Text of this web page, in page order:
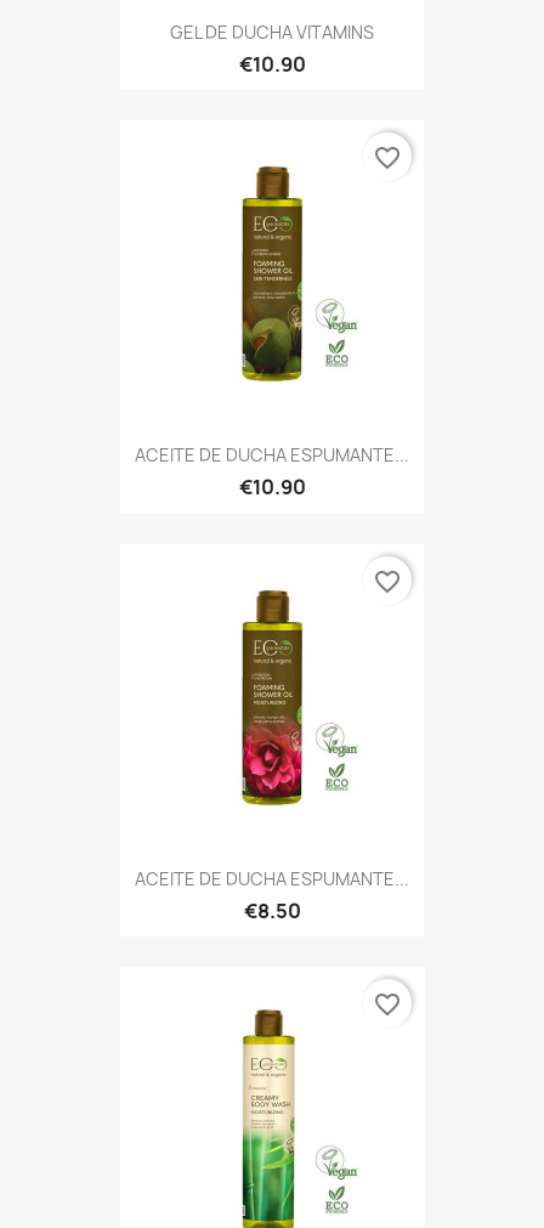
GEL DE DUCHA VITAMINS
€10.90
ACEITE DE DUCHA ESPUMANTE...
€10.90
favorite_border
ACEITE DE DUCHA ESPUMANTE...
€8.50
favorite_border
favorite_border